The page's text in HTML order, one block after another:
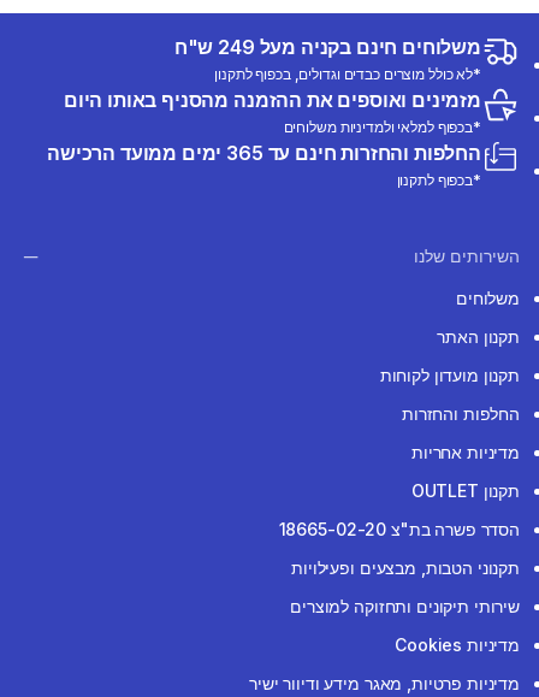
משלוחים חינם בקניה מעל 249 ש"ח
*לא כולל מוצרים כבדים וגדולים, בכפוף לתקנון
מזמינים ואוספים את ההזמנה מהסניף באותו היום
*בכפוף למלאי ולמדיניות משלוחים
החלפות והחזרות חינם עד 365 ימים ממועד הרכישה
*בכפוף לתקנון
השירותים שלנו
משלוחים
תקנון האתר
תקנון מועדון לקוחות
החלפות והחזרות
מדיניות אחריות
תקנון OUTLET
הסדר פשרה בת"צ 18665-02-20
תקנוני הטבות, מבצעים ופעילויות
שירותי תיקונים ותחזוקה למוצרים
מדיניות Cookies
מדיניות פרטיות, מאגר מידע ודיוור ישיר